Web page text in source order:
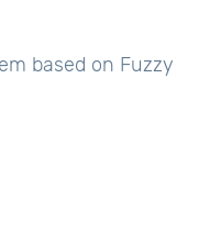
based on Fuzzy